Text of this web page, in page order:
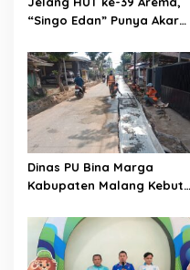
o
n
“Singo Edan” Punya Akar
Julukan
Dinas PU Bina Marga
Kabupaten Malang Kebut
Wijaya Kepanjen